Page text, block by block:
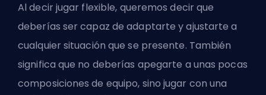
Al decir jugar flexible, queremos decir que
deberías ser capaz de adaptarte y ajustarte a
cualquier situación que se presente. También
significa que no deberías apegarte a unas pocas
composiciones de equipo, sino jugar con una